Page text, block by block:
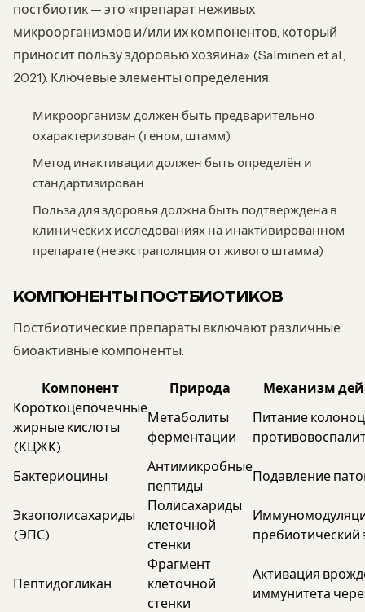
постбиотик — это «препарат неживых
микроорганизмов и/или их компонентов, который
приносит пользу здоровью хозяина» (Salminen et al.,
2021). Ключевые элементы определения:
Микроорганизм должен быть предварительно
охарактеризован (геном, штамм)
Метод инактивации должен быть определён и
стандартизирован
Польза для здоровья должна быть подтверждена в
клинических исследованиях на инактивированном
препарате (не экстраполяция от живого штамма)
КОМПОНЕНТЫ ПОСТБИОТИКОВ
Постбиотические препараты включают различные
биоактивные компоненты:
Компонент Природа
Механизм
Короткоцепочечные
жирные кислоты
(КЦЖК)
Метаболиты
ферментации
Питание
Бактериоцины
Антимикробные
пептиды
Подавление
Экзополисахариды
(ЭПС)
Полисахариды
клеточной
стенки
пребиотический
Пептидогликан
Фрагмент
клеточной
стенки
Активация
иммунитета